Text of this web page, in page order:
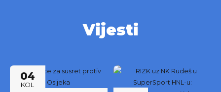
Vijesti
04
KOL